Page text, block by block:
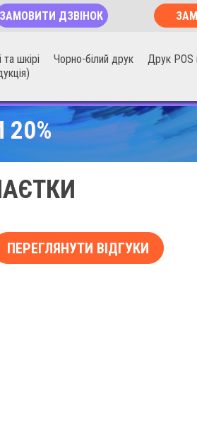
ЗАМОВИТИ ДЗВІНОК
шкірі
Чорно-білий друк Друк POS
ПЕРЕГЛЯНУТИ ВІДГУКИ